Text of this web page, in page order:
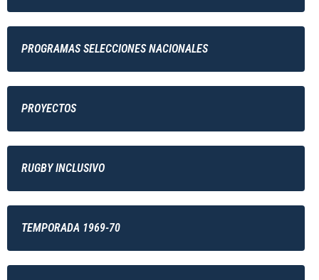
PROGRAMAS SELECCIONES NACIONALES
PROYECTOS
RUGBY INCLUSIVO
TEMPORADA 1969-70